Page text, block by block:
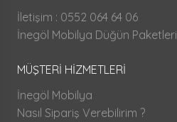
İletişim : 0552 064 64 06
İnegöl Mobilya Düğün Paketleri
MÜŞTERİ HİZMETLERİ
İnegöl Mobilya
Nasıl Sipariş Verebilirim ?